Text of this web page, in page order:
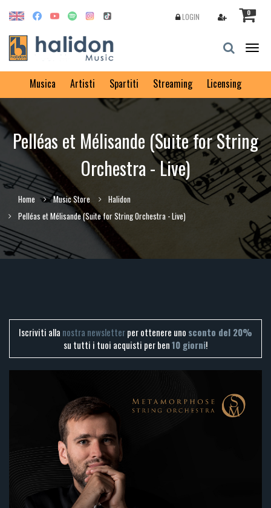
0
LOGIN
Musica Artisti Spartiti Streaming Licensing
Pelléas et Mélisande (Suite for String
Orchestra - Live)
Home Music Store
Halidon
Pelléas et Mélisande (Suite for String Orchestra - Live)
Iscriviti alla nostra newsletterper ottenere uno sconto del 20%
su tutti i tuoi acquisti per ben10 giorni!